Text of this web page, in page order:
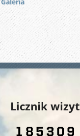
Licznik wizyt